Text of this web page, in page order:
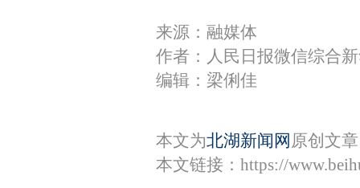
来源：融媒体
作者：人民日报微信综合
编辑：梁俐佳
本文为北湖新闻网 原创文
本文链接： https://